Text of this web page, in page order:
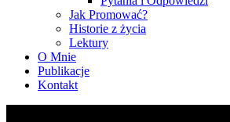
Jak Promować?
Historie z życia
Lektury
O Mnie
Publikacje
Kontakt